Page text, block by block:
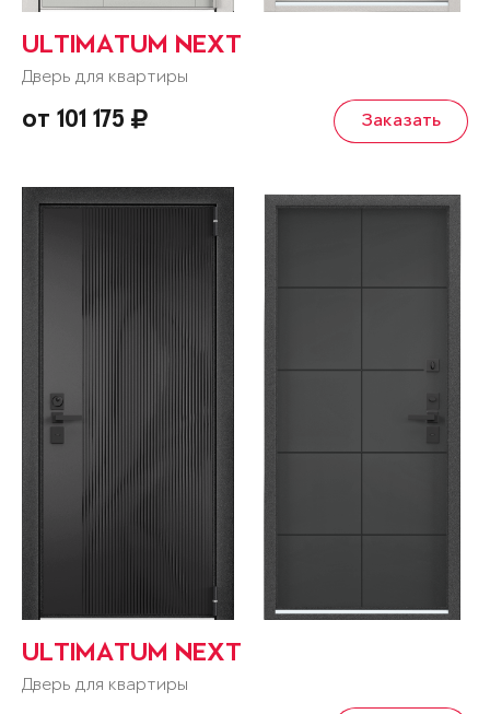
ULTIMATUM NEXT
Дверь для квартиры
от 101 175 Заказать
ULTIMATUM NEXT
Дверь для квартиры